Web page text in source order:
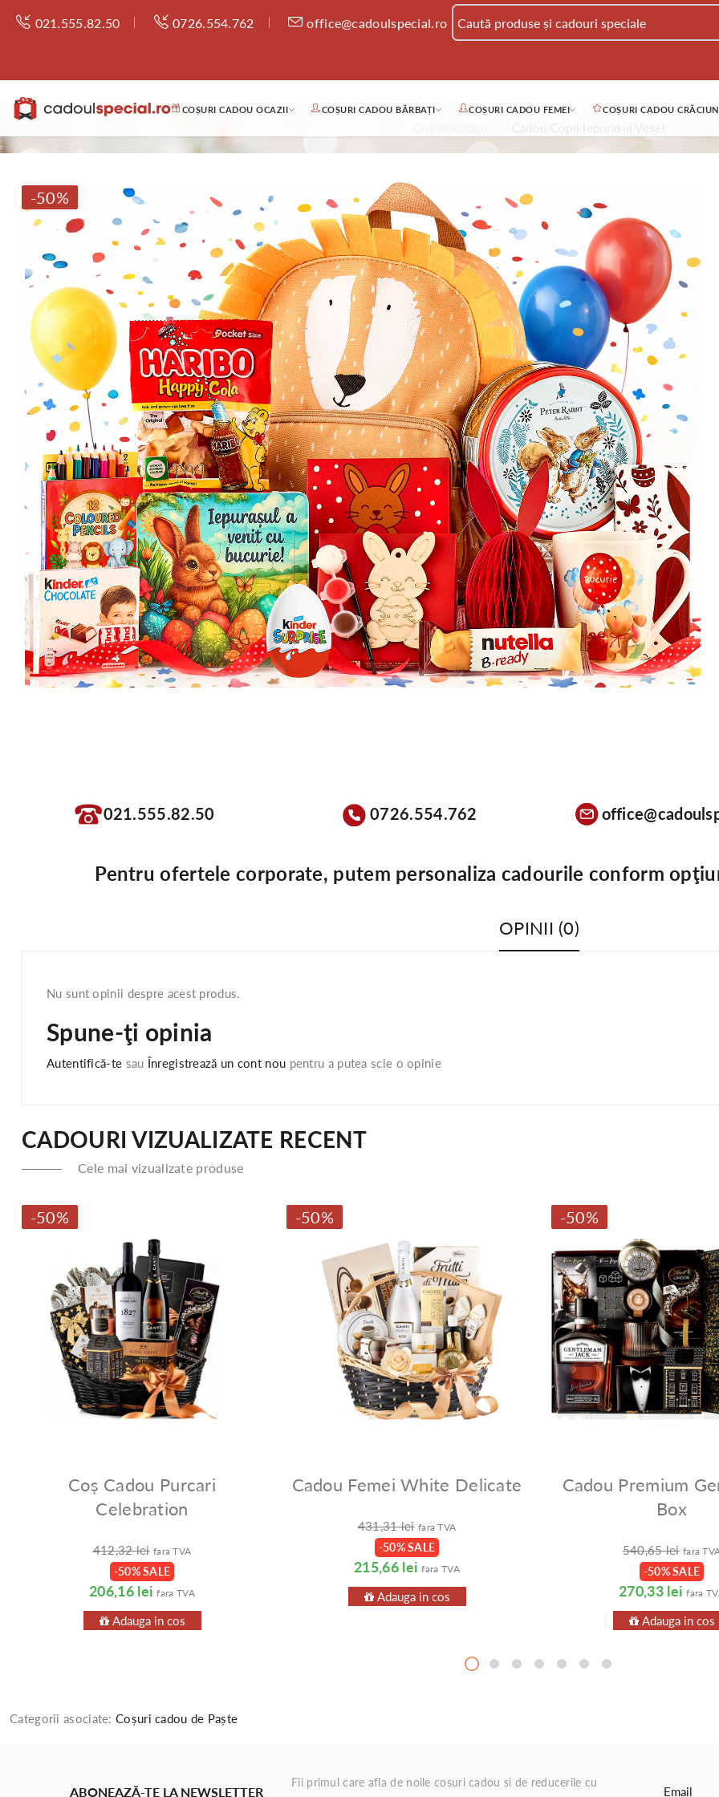
021.555.82.50 0726.554.762 office@cadoulspecial.ro
COȘURI CADOU OCAZII COȘURI CADOU BĂRBAȚI COȘURI CADOU FEMEI COȘURI CADOU CRĂCIUN
-50%
021.555.82.50 0726.554.762
Pentru ofertele corporate, putem personaliza cadourile conform
OPINII (0)
Nu sunt opinii despre acest produs.
Spune-ţi opinia
Autentifică-te sau Înregistrează un cont nou pentru a putea scie o opinie
CADOURI VIZUALIZATE RECENT
Cele mai vizualizate produse
-50%
Coș Cadou Purcari
Celebration
412,32 lei fara TVA
-50% SALE
206,16 lei fara TVA
Adauga in cos
-50%
Cadou Femei White Delicate
431,31 lei fara TVA
-50% SALE
215,66 lei fara TVA
Adauga in cos
-50%
Cadou Premium
Box
540,65 lei fara
-50% SALE
270,33 lei fara
Adauga in cos
Categorii asociate:Coșuri cadou de Paște
ABONEAZĂ-TE LA NEWSLETTER
Fii primul care afla de noile cosuri cadou si de reducerile cu